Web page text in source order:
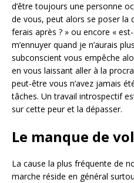
d’être toujours une personne
de vous, peut alors se poser la
ferais après ? » ou encore «
m’ennuyer quand je n’aurais
subconscient vous empêche
en vous laissant aller à la
peut-être vous n’avez jamais
tâches. Un travail introspectif
sur cette peur et la dépasser.
Le manque de
La cause la plus fréquente de
marche réside en général